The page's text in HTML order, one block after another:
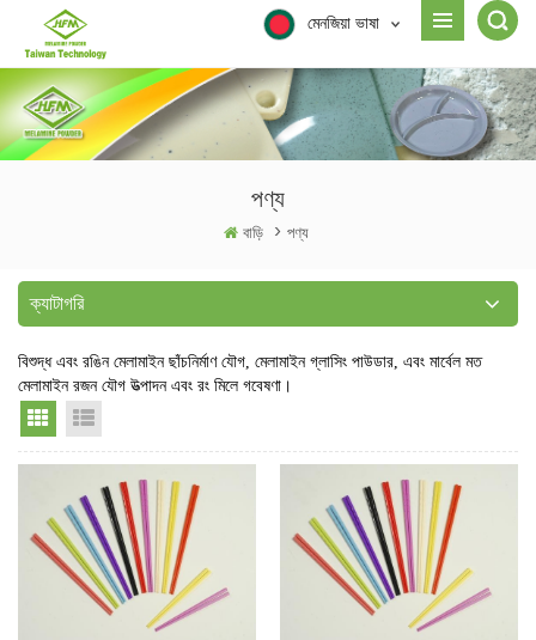
মেনজিয়া ভাষা
পণ্য
বাড়ি > পণ্য
ক্যাটাগরি
বিশুদ্ধ এবং রঙিন মেলামাইন ছাঁচনির্মাণ যৌগ, মেলামাইন গ্লাসিং পাউডার, এবং মার্বেল মত
মেলামাইন রজন যৌগ উত্পাদন এবং রং মিলে গবেষণা।
Grid View